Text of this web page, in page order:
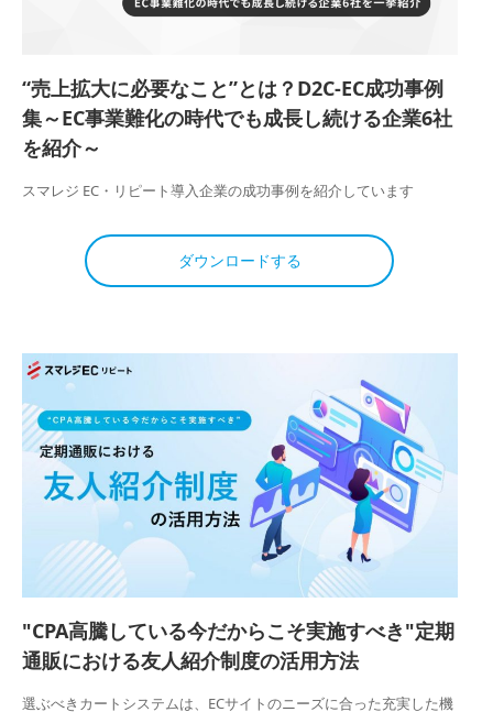
“売上拡大に必要なこと”とは？D2C-EC成功事例
集～EC事業難化の時代でも成長し続ける企業6社
を紹介～
スマレジ EC・リピート導入企業の成功事例を紹介しています
ダウンロードする
"CPA高騰している今だからこそ実施すべき"定期
通販における友人紹介制度の活用方法
選ぶべきカートシステムは、ECサイトのニーズに合った充実した機